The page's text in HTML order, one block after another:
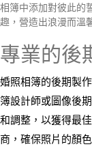
相簿中添加對彼此的
趣，營造出浪漫而溫
專業的後
婚照相簿的後期製
簿設計師或圖像後
和調整，以獲得最
商，確保照片的顏